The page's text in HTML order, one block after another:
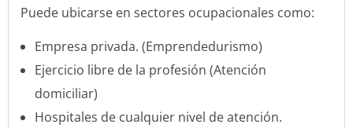
Puede ubicarse en sectores ocupacionales como:
Empresa privada. (Emprendedurismo)
Ejercicio libre de la profesión (Atención
domiciliar)
Hospitales de cualquier nivel de atención.